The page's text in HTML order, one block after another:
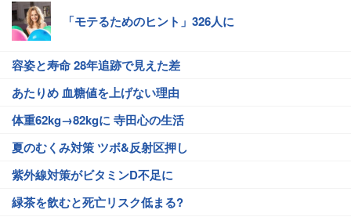
「モテるためのヒント」326人に
容姿と寿命 28年追跡で見えた差
あたりめ 血糖値を上げない理由
体重62kg→82kgに 寺田心の生活
夏のむくみ対策 ツボ&反射区押し
紫外線対策がビタミンD不足に
緑茶を飲むと死亡リスク低まる?